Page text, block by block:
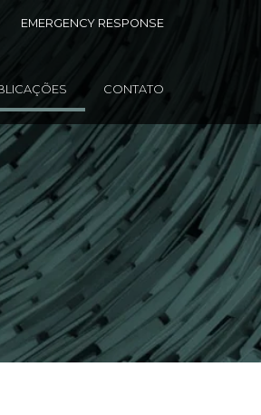
EMERGENCY RESPONSE
CONTATO